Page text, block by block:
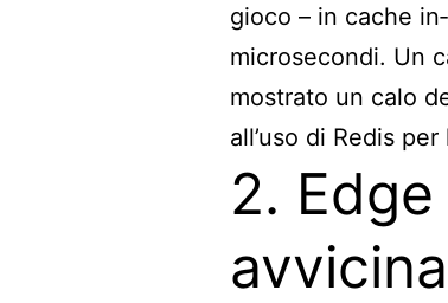
gioco – in cache
microsecondi. Un
mostrato un calo
all’uso di Redis
2.